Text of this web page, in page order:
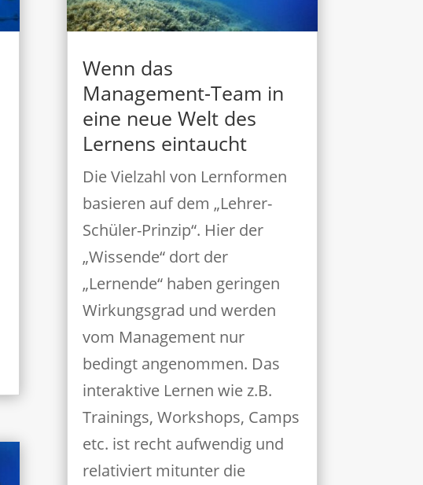
Wenn das
Management-Team in
eine neue Welt des
Lernens eintaucht
Die Vielzahl von Lernformen
basieren auf dem „Lehrer-
Schüler-Prinzip“. Hier der
„Wissende“ dort der
„Lernende“ haben geringen
Wirkungsgrad und werden
vom Management nur
bedingt angenommen. Das
interaktive Lernen wie z.B.
Trainings, Workshops, Camps
etc. ist recht aufwendig und
relativiert mitunter die